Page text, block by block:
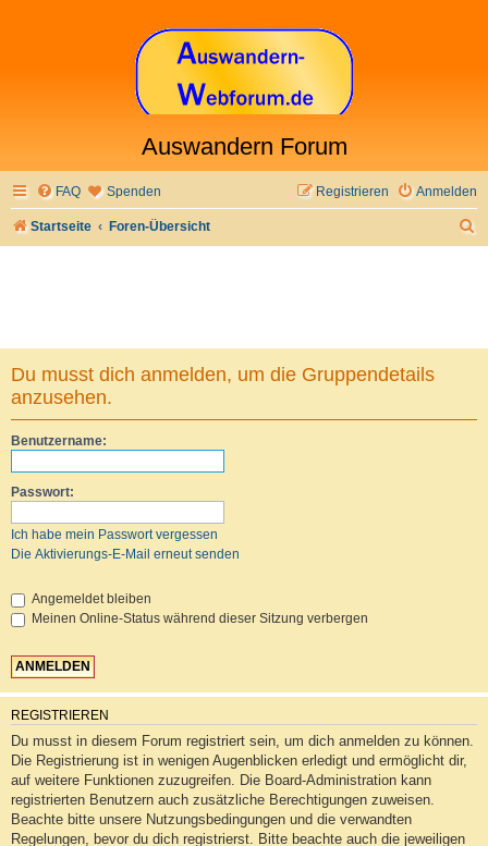
Auswandern Forum
FAQ Spenden Anmelden
Registrieren
Startseite Foren-Übersicht
Du musst dich anmelden, um die Gruppendetails
anzusehen.
Benutzername:
Passwort:
Ich habe mein Passwort vergessen
Die Aktivierungs-E-Mail erneut senden
Angemeldet bleiben
Meinen Online-Status während dieser Sitzung verbergen
REGISTRIEREN
Du musst in diesem Forum registriert sein, um dich anmelden zu können.
Die Registrierung ist in wenigen Augenblicken erledigt und ermöglicht dir,
auf weitere Funktionen zuzugreifen. Die Board-Administration kann
registrierten Benutzern auch zusätzliche Berechtigungen zuweisen.
Beachte bitte unsere Nutzungsbedingungen und die verwandten
Regelungen, bevor du dich registrierst. Bitte beachte auch die jeweiligen